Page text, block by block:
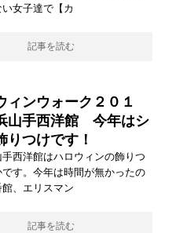
女子達で【カ
記事を読む
ィンウォーク２０１
山手西洋館 今年はシ
りつけです！
西洋館はハロウィンの飾りつ
です。今年は時間が無かったの
、エリスマン
記事を読む